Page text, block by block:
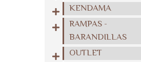
KENDAMA
RAMPAS -
BARANDILLAS
OUTLET